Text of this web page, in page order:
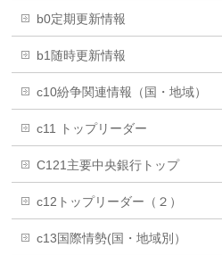
b0定期更新情報
b1随時更新情報
c10紛争関連情報（国・地域）
c11 トップリーダー
C121主要中央銀行トップ
c12トップリーダー（２）
c13国際情勢(国・地域別）